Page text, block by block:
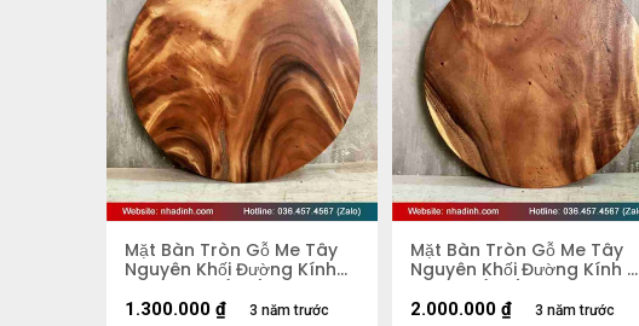
Mặt Bàn Tròn Gỗ Me Tây
Nguyên Khối Đường Kính
67 Dày 4,2 (cm)
3 năm trước
1.300.000 ₫
Mặt Bàn Tròn Gỗ Me Tây
Nguyên Khối Đường Kính 81
Dày 5,5 (cm)
3 năm trước
2.000.000 ₫